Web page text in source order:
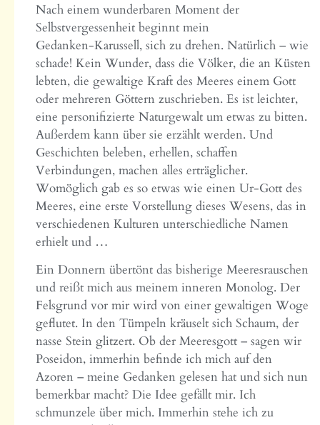
Nach einem wunderbaren Moment der
Selbstvergessenheit beginnt mein
Gedanken‑Karussell, sich zu drehen. Natürlich – wie
schade! Kein Wunder, dass die Völker, die an Küsten
lebten, die gewaltige Kraft des Meeres einem Gott
oder mehreren Göttern zuschrieben. Es ist leichter,
eine personifizierte Naturgewalt um etwas zu bitten.
Außerdem kann über sie erzählt werden. Und
Geschichten beleben, erhellen, schaffen
Verbindungen, machen alles erträglicher.
Womöglich gab es so etwas wie einen Ur‑Gott des
Meeres, eine erste Vorstellung dieses Wesens, das in
verschiedenen Kulturen unterschiedliche Namen
erhielt und …
Ein Donnern übertönt das bisherige Meeresrauschen
und reißt mich aus meinem inneren Monolog. Der
Felsgrund vor mir wird von einer gewaltigen Woge
geflutet. In den Tümpeln kräuselt sich Schaum, der
nasse Stein glitzert. Ob der Meeresgott – sagen wir
Poseidon, immerhin befinde ich mich auf den
Azoren – meine Gedanken gelesen hat und sich nun
bemerkbar macht? Die Idee gefällt mir. Ich
schmunzele über mich. Immerhin stehe ich zu